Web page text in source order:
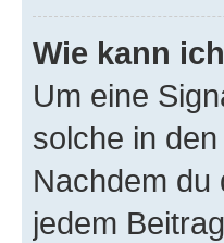
Wie kann
Um eine
solche in
Nachdem du
jedem